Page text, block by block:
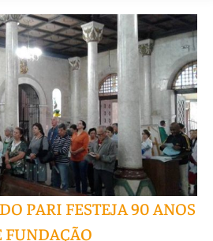
PARI FESTEJA 90 ANOS
FUNDAÇÃO